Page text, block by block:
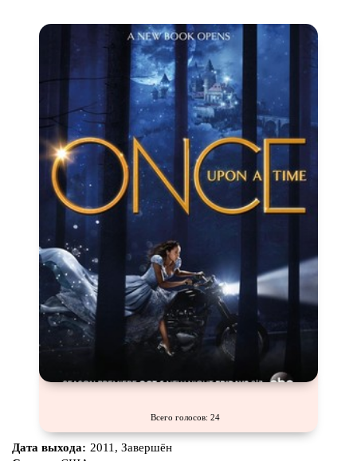
Всего голосов: 24
Дата выхода: 2011, Завершён